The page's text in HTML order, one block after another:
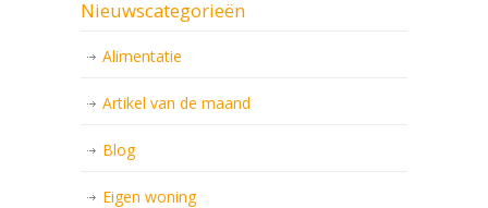
Nieuwscategorieën
Alimentatie
Artikel van de maand
Blog
Eigen woning